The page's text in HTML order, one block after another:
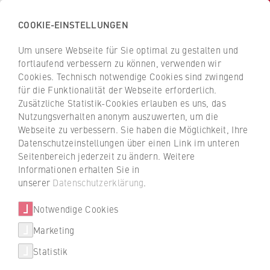
Z
u
ü
k
u
S
a
H
c
h
s
c
h
u
l
e
f
r
W
i
r
Z
u
r
ü
c
k
z
u
r
t
a
t
Personen und Kontakte
Filtern / suchen
T
e
0 Ergebnisse
COOKIE-EINSTELLUNGEN
Um unsere Webseite für Sie optimal zu gestalten und
fortlaufend verbessern zu können, verwenden wir
Cookies. Technisch notwendige Cookies sind zwingend
für die Funktionalität der Webseite erforderlich.
Zusätzliche Statistik-Cookies erlauben es uns, das
Nutzungsverhalten anonym auszuwerten, um die
Webseite zu verbessern. Sie haben die Möglichkeit, Ihre
Datenschutzeinstellungen über einen Link im unteren
Seitenbereich jederzeit zu ändern. Weitere
Informationen erhalten Sie in
unserer Datenschutzerklärung
Notwendige Cookies
Marketing
Statistik